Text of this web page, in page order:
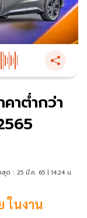
าต่ำกว่า
สุด : 25 มี.ค. 65 | 14:24 น.
ในงาน